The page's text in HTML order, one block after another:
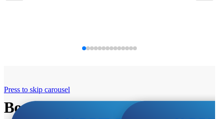
Bosch super cene
Press to skip carousel